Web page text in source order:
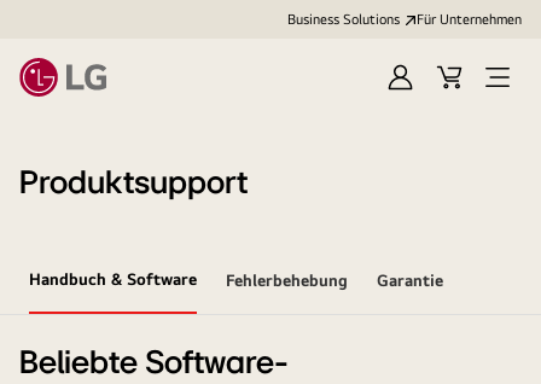
Business Solutions Für Unternehmen
Anmelden
Cart
Open
Produktsupport
Handbuch & Software Fehlerbehebung Garantie
Beliebte Software-